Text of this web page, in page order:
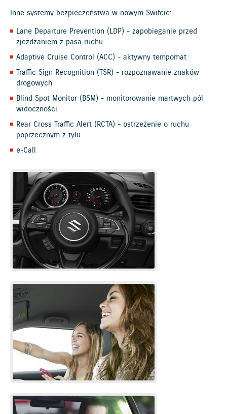
Inne systemy bezpieczeństwa w nowym Swifcie:
Lane Departure Prevention (LDP) - zapobieganie przed
zjeżdżaniem z pasa ruchu
Adaptive Cruise Control (ACC) - aktywny tempomat
Traffic Sign Recognition (TSR) - rozpoznawanie znaków
drogowych
Blind Spot Monitor (BSM) - monitorowanie martwych pól
widoczności
Rear Cross Traffic Alert (RCTA) - ostrzeżenie o ruchu
poprzecznym z tyłu
e-Call